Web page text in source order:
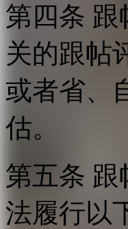
第四条
关的跟帖
或者省、
估。
第五条
法履行以